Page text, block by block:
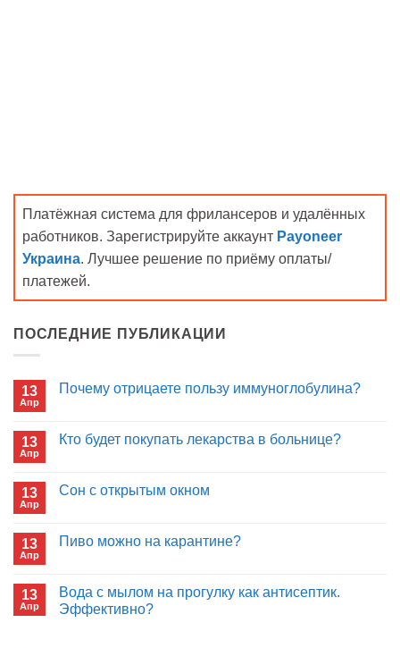
Платёжная система для фрилансеров и удалённых
работников. Зарегистрируйте аккаунт Payoneer
Украина. Лучшее решение по приёму оплаты/
платежей.
ПОСЛЕДНИЕ ПУБЛИКАЦИИ
13
Апр
Почему отрицаете пользу иммуноглобулина?
Почему
13
Апр
Кто будет покупать лекарства в больнице?
Кто
в
13
Апр
Сон с открытым окном
Сон
13
Апр
Пиво можно на карантине?
Пиво
можно
13
Апр
Вода с мылом на прогулку как антисептик.
Эффективно?